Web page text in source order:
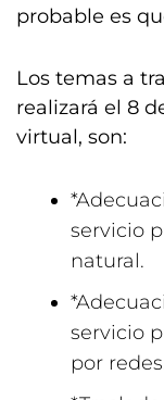
probable es
Los temas a
realizará el 8
virtual, son:
servicio
natural.
servicio
por